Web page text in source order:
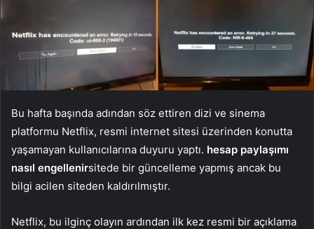
Bu hafta başında adından söz ettiren dizi ve sinema
platformu Netflix, resmi internet sitesi üzerinden konutta
yaşamayan kullanıcılarına duyuru yaptı. hesap paylaşımı
nasıl engellenirsitede bir güncelleme yapmış ancak bu
bilgi acilen siteden kaldırılmıştır.
Netflix, bu ilginç olayın ardından ilk kez resmi bir açıklama